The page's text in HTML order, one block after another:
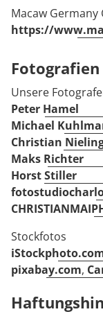
Macaw Germany
https://
Unsere
Peter Hamel
Michael
Christian
Maks Richter
Horst Stiller
Stockfotos
pixabay.com,